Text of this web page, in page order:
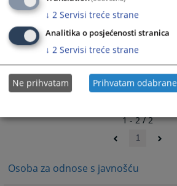
Osoba za odnose s javnošću
the
keyboard
shortcuts
for
dates.
the
keyboard
shortcuts
for
dates.
1 - 2 / 2
1
↓ 2 Servisi treće strane
Analitika o posjećenosti stranica
↓ 2 Servisi treće strane
Ne prihvatam Prihvatam odabrane